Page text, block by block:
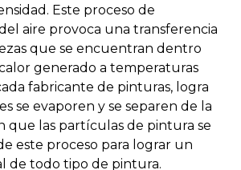
Este proceso de
aire provoca una transferencia
que se encuentran dentro
generado a temperaturas
fabricante de pinturas, logra
se evaporen y se separen de la
que las partículas de pintura se
este proceso para lograr un
de todo tipo de pintura.